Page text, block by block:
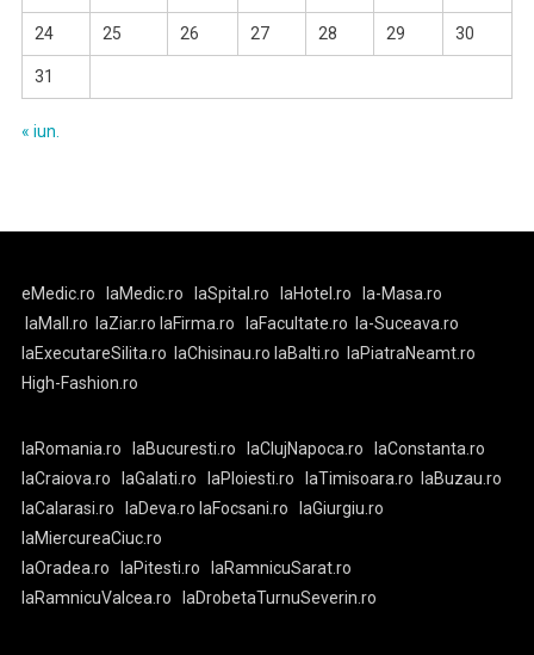
24 25 26 27 28 29 30
31
« iun.
eMedic.ro laMedic.ro laSpital.ro laHotel.ro
la-Masa.ro
laMall.ro
laZiar.ro laFirma.ro laFacultate.ro
la-Suceava.ro
laExecutareSilita.ro
laChisinau.ro laBalti.ro
laPiatraNeamt.ro
High-Fashion.ro
laRomania.ro laBucuresti.ro laClujNapoca.ro
laConstanta.ro
laCraiova.ro
laGalati.ro laPloiesti.ro laTimisoara.ro
laBuzau.ro
laCalarasi.ro
laDeva.ro laFocsani.ro
laGiurgiu.ro
laMiercureaCiuc.ro
laOradea.ro
laPitesti.ro
laRamnicuSarat.ro
laRamnicuValcea.ro
laDrobetaTurnuSeverin.ro